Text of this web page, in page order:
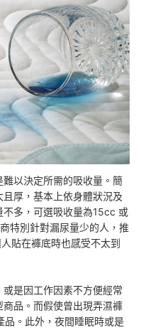
以決定所需的吸收量。簡
厚，基本上依身體狀況及
多，可選吸收量為15cc 或
特別針對漏尿量少的人，推
貼在褲底時也感受不太到
是因工作因素不方便經常
品。而假使曾出現弄濕褲
。此外，夜間睡眠時或是